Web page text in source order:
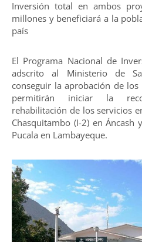
Inversión total en ambos
millones y beneficiará a la
país
El Programa Nacional de
adscrito al Ministerio de
conseguir la aprobación de
permitirán iniciar la
rehabilitación de los servicios
Chasquitambo (I-2) en Áncash
Pucala en Lambayeque.